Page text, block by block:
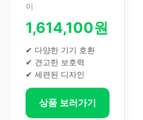
이
1,614,100원
✔ 다양한 기기 호환
✔ 견고한 보호력
✔ 세련된 디자인
상품 보러가기